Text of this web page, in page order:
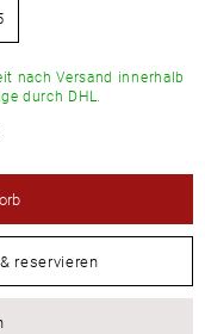
nach Versand innerhalb
durch DHL.
reservieren